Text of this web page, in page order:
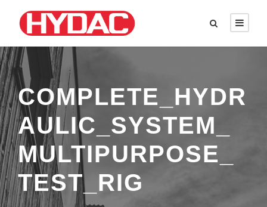
COMPLETE_HYDR
AULIC_SYSTEM_
MULTIPURPOSE_
TEST_RIG